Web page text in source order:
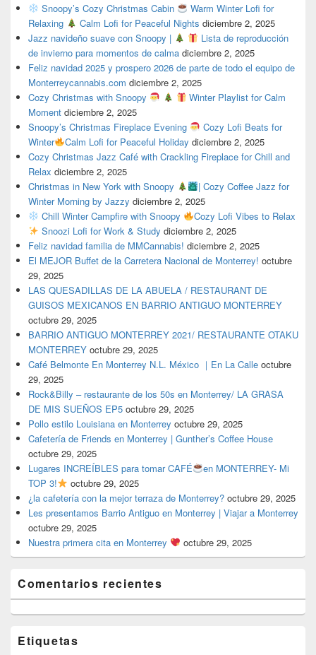
Snoopy’s Cozy Christmas Cabin
Warm Winter Lofi for
Relaxing
Calm Lofi for Peaceful Nights diciembre 2, 2025
Jazz navideño suave con Snoopy |
Lista de reproducción
de invierno para momentos de calma diciembre 2, 2025
Feliz navidad 2025 y prospero 2026 de parte de todo el equipo de
Monterreycannabis.com diciembre 2, 2025
Cozy Christmas with Snoopy
Winter Playlist for Calm
Moment diciembre 2, 2025
Snoopy’s Christmas Fireplace Evening
Cozy Lofi Beats for
Winter
Calm Lofi for Peaceful Holiday diciembre 2, 2025
Cozy Christmas Jazz Café with Crackling Fireplace for Chill and
Relax diciembre 2, 2025
Christmas in New York with Snoopy
| Cozy Coffee Jazz for
Winter Morning by Jazzy diciembre 2, 2025
Chill Winter Campfire with Snoopy
Cozy Lofi Vibes to Relax
Snoozi Lofi for Work & Study diciembre 2, 2025
Feliz navidad familia de MMCannabis! diciembre 2, 2025
El MEJOR Buffet de la Carretera Nacional de Monterrey! octubre
29, 2025
LAS QUESADILLAS DE LA ABUELA / RESTAURANT DE
GUISOS MEXICANOS EN BARRIO ANTIGUO MONTERREY
octubre 29, 2025
BARRIO ANTIGUO MONTERREY 2021/ RESTAURANTE OTAKU
MONTERREY octubre 29, 2025
Café Belmonte En Monterrey N.L. México ｜En La Calle octubre
29, 2025
Rock&Billy – restaurante de los 50s en Monterrey/ LA GRASA
DE MIS SUEÑOS EP5 octubre 29, 2025
Pollo estilo Louisiana en Monterrey octubre 29, 2025
Cafetería de Friends en Monterrey | Gunther’s Coffee House
octubre 29, 2025
Lugares INCREÍBLES para tomar CAFÉ
en MONTERREY- Mi
TOP 3!
octubre 29, 2025
¿la cafetería con la mejor terraza de Monterrey? octubre 29, 2025
Les presentamos Barrio Antiguo en Monterrey | Viajar a Monterrey
octubre 29, 2025
Nuestra primera cita en Monterrey
octubre 29, 2025
Comentarios recientes
Etiquetas